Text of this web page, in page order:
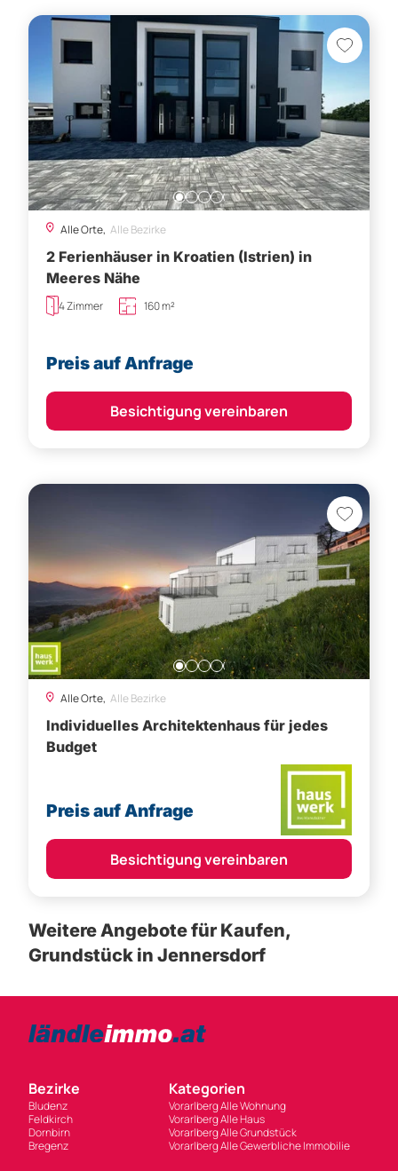
Alle Orte,Alle Bezirke
2 Ferienhäuser in Kroatien (Istrien) in
4 Zimmer
Besichtigung vereinbaren
Alle Orte, Alle Bezirke
Individuelles Architektenhaus für jedes
Besichtigung vereinbaren
Grundstück in Jennersdorf
Feldkirch
Dornbirn
Bregenz
Vorarlberg Alle Haus
Vorarlberg Alle Grundstück
Vorarlberg Alle Gewerbliche Immobilie